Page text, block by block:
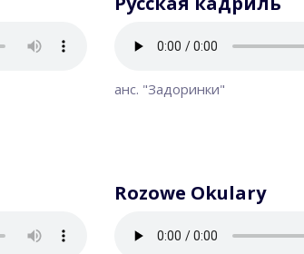
анс. "Задоринки"
Rozowe Okulary